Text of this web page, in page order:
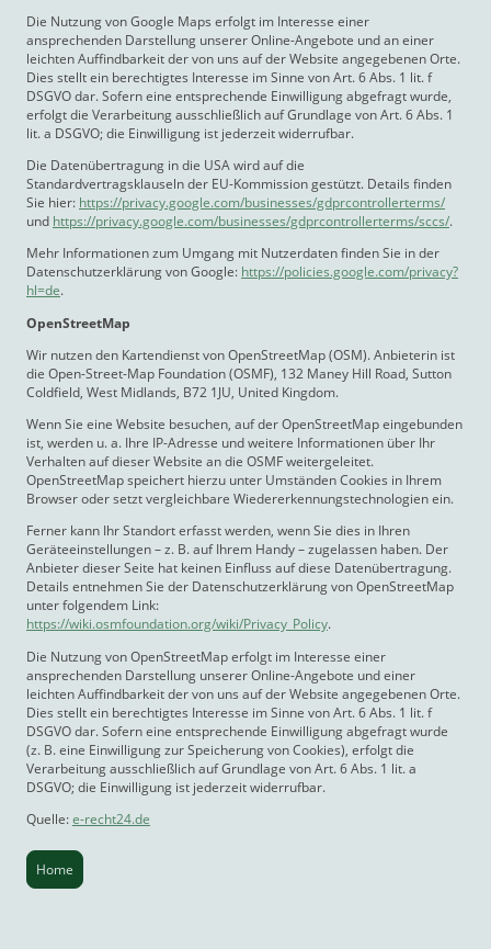
Die Nutzung von Google Maps erfolgt im Interesse einer
ansprechenden Darstellung unserer Online-Angebote und an einer
leichten Auffindbarkeit der von uns auf der Website angegebenen Orte.
Dies stellt ein berechtigtes Interesse im Sinne von Art. 6 Abs. 1 lit. f
DSGVO dar. Sofern eine entsprechende Einwilligung abgefragt wurde,
erfolgt die Verarbeitung ausschließlich auf Grundlage von Art. 6 Abs. 1
lit. a DSGVO; die Einwilligung ist jederzeit widerrufbar.
Die Datenübertragung in die USA wird auf die
Standardvertragsklauseln der EU-Kommission gestützt. Details finden
Sie hier: https://privacy.google.com/businesses/gdprcontrollerterms/
und https://privacy.google.com/businesses/gdprcontrollerterms/sccs/.
Mehr Informationen zum Umgang mit Nutzerdaten finden Sie in der
Datenschutzerklärung von Google: https://policies.google.com/privacy?
hl=de.
OpenStreetMap
Wir nutzen den Kartendienst von OpenStreetMap (OSM). Anbieterin ist
die Open-Street-Map Foundation (OSMF), 132 Maney Hill Road, Sutton
Coldfield, West Midlands, B72 1JU, United Kingdom.
Wenn Sie eine Website besuchen, auf der OpenStreetMap eingebunden
ist, werden u. a. Ihre IP-Adresse und weitere Informationen über Ihr
Verhalten auf dieser Website an die OSMF weitergeleitet.
OpenStreetMap speichert hierzu unter Umständen Cookies in Ihrem
Browser oder setzt vergleichbare Wiedererkennungstechnologien ein.
Ferner kann Ihr Standort erfasst werden, wenn Sie dies in Ihren
Geräteeinstellungen – z. B. auf Ihrem Handy – zugelassen haben. Der
Anbieter dieser Seite hat keinen Einfluss auf diese Datenübertragung.
Details entnehmen Sie der Datenschutzerklärung von OpenStreetMap
unter folgendem Link:
https://wiki.osmfoundation.org/wiki/Privacy_Policy.
Die Nutzung von OpenStreetMap erfolgt im Interesse einer
ansprechenden Darstellung unserer Online-Angebote und einer
leichten Auffindbarkeit der von uns auf der Website angegebenen Orte.
Dies stellt ein berechtigtes Interesse im Sinne von Art. 6 Abs. 1 lit. f
DSGVO dar. Sofern eine entsprechende Einwilligung abgefragt wurde
(z. B. eine Einwilligung zur Speicherung von Cookies), erfolgt die
Verarbeitung ausschließlich auf Grundlage von Art. 6 Abs. 1 lit. a
DSGVO; die Einwilligung ist jederzeit widerrufbar.
Quelle:e-recht24.de
Home